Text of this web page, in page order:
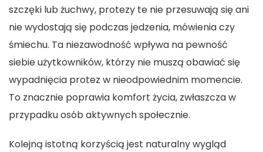
szczęki lub żuchwy, protezy te nie przesuwają się ani
nie wydostają się podczas jedzenia, mówienia czy
śmiechu. Ta niezawodność wpływa na pewność
siebie użytkowników, którzy nie muszą obawiać się
wypadnięcia protez w nieodpowiednim momencie.
To znacznie poprawia komfort życia, zwłaszcza w
przypadku osób aktywnych społecznie.
Kolejną istotną korzyścią jest naturalny wygląd